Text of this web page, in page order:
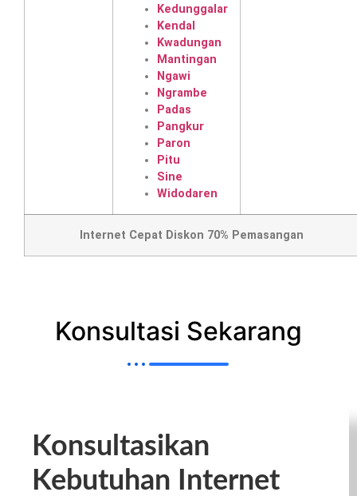
Kedunggalar
Kendal
Kwadungan
Mantingan
Ngawi
Ngrambe
Padas
Pangkur
Paron
Pitu
Sine
Widodaren
Internet Cepat Diskon 70% Pemasangan
Konsultasi Sekarang
Konsultasikan
Kebutuhan Internet